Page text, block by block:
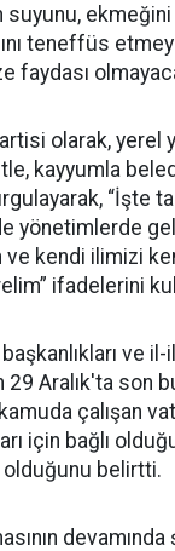
suyunu,
teneffüs
faydası
olarak, yerel
kayyumla
“İşte
yönetimlerde
ve kendi ilimizi
ifadelerini
başkanlıkları ve
29 Aralık'ta son
çalışan
için bağlı
olduğunu belirtti.